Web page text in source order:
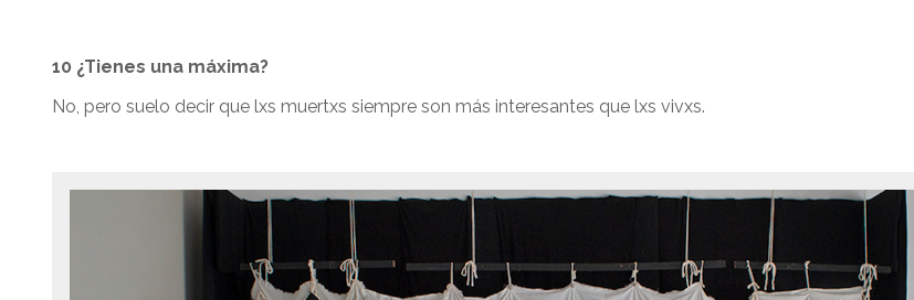
10 ¿Tienes una máxima?
No, pero suelo decir que lxs muertxs siempre son más interesantes que lxs vivxs.